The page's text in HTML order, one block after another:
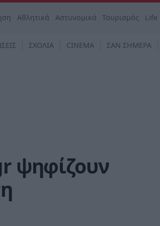
Αθλητικά Αστυνομικά Τουρισμός Life
ΣΧΟΛΙΑ CINEMA ΣΑΝ ΣΗΜΕΡΑ
ψηφίζουν